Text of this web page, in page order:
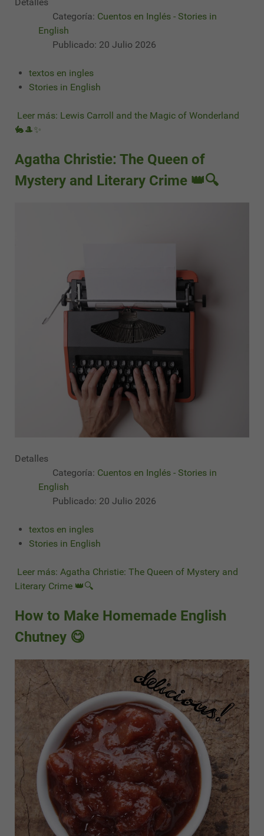
Categoría: Cuentos en Inglés - Stories in
English
Publicado: 20 Julio 2026
textos en ingles
Stories in English
Leer más: Lewis Carroll and the Magic of Wonderland
🐇🎩✨
Agatha Christie: The Queen of
Mystery and Literary Crime 👑🔍
Detalles
Categoría: Cuentos en Inglés - Stories in
English
Publicado: 20 Julio 2026
textos en ingles
Stories in English
Leer más: Agatha Christie: The Queen of Mystery and
Literary Crime 👑🔍
How to Make Homemade English
Chutney 😋